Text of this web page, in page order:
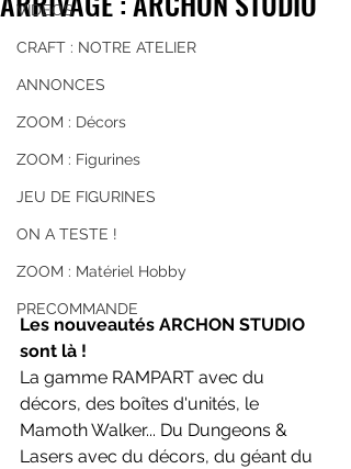
VIDEOS
CRAFT : NOTRE ATELIER
ANNONCES
ZOOM : Décors
ZOOM : Figurines
JEU DE FIGURINES
ON A TESTE !
ZOOM : Matériel Hobby
PRECOMMANDE
Les nouveautés ARCHON STUDIO
sont là !
La gamme RAMPART avec du
décors, des boîtes d'unités, le
Mamoth Walker... Du Dungeons &
Lasers avec du décors, du géant du